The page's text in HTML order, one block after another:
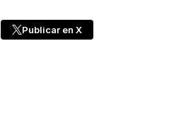
Publicar en X